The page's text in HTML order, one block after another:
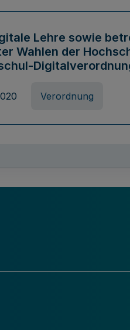
Lehre sowie
Wahlen der
Verordnung
- HAbg-VO)
des Landes